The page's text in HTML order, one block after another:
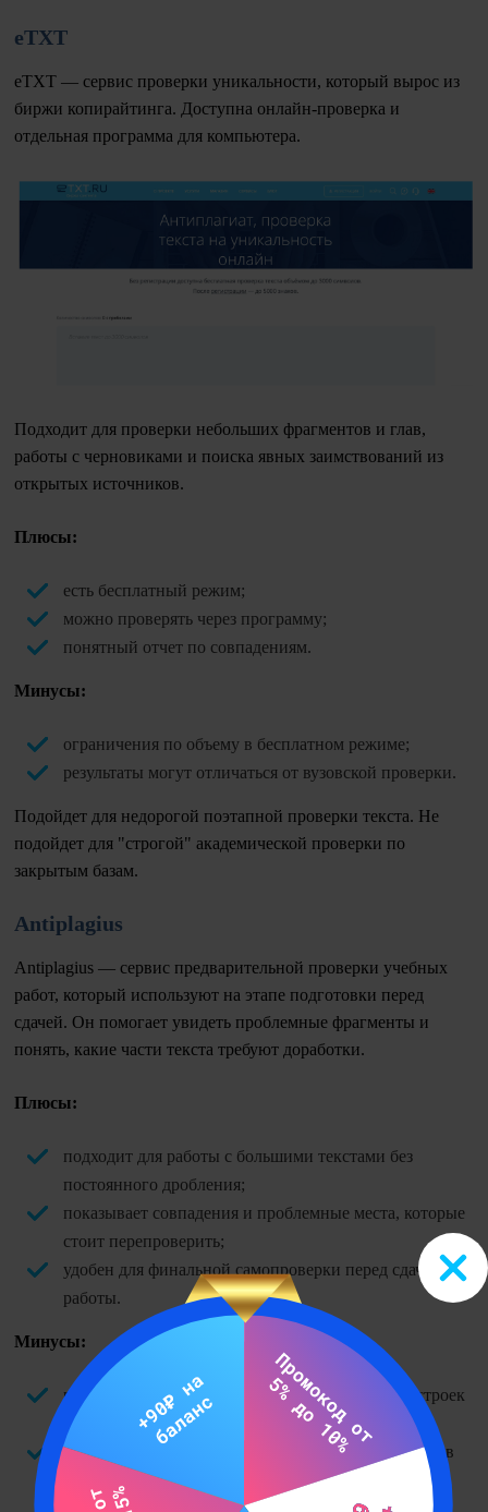
eTXT
eTXT — сервис проверки уникальности, который вырос из
биржи копирайтинга. Доступна онлайн-проверка и
отдельная программа для компьютера.
Подходит для проверки небольших фрагментов и глав,
работы с черновиками и поиска явных заимствований из
открытых источников.
Плюсы:
есть бесплатный режим;
можно проверять через программу;
понятный отчет по совпадениям.
Минусы:
ограничения по объему в бесплатном режиме;
результаты могут отличаться от вузовской проверки.
Подойдет для недорогой поэтапной проверки текста. Не
подойдет для "строгой" академической проверки по
закрытым базам.
Antiplagius
Antiplagius — сервис предварительной проверки учебных
работ, который используют на этапе подготовки перед
сдачей. Он помогает увидеть проблемные фрагменты и
понять, какие части текста требуют доработки.
Плюсы:
подходит для работы с большими текстами без
постоянного дробления;
показывает совпадения и проблемные места, которые
стоит перепроверить;
удобен для финальной самопроверки перед сдачей
работы.
Минусы:
результаты зависят от выбранной системы и настроек
проверки;
проценты могут отличаться от итоговой проверки в
конкретном вузе.